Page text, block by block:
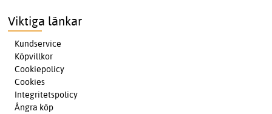
Viktiga länkar
Kundservice
Köpvillkor
Cookiepolicy
Cookies
Integritetspolicy
Ångra köp